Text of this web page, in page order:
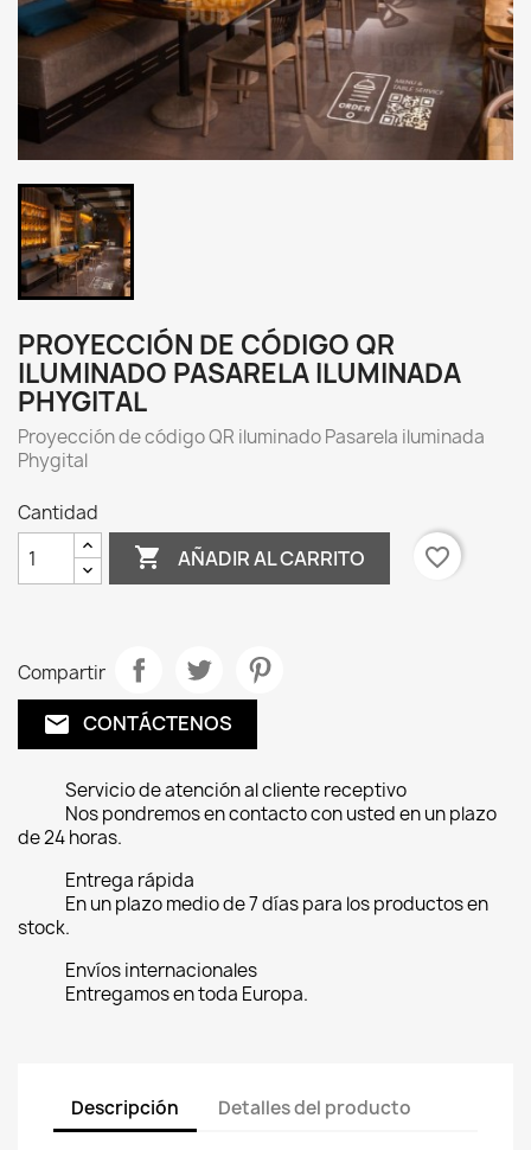
PROYECCIÓN DE CÓDIGO QR
ILUMINADO PASARELA ILUMINADA
PHYGITAL
Proyección de código QR iluminado Pasarela iluminada
Phygital
Cantidad
 AÑADIR AL CARRITO favorite_border
Compartir
email CONTÁCTENOS
Servicio de atención al cliente receptivo
Nos pondremos en contacto con usted en un plazo
de 24 horas.
Entrega rápida
En un plazo medio de 7 días para los productos en
stock.
Envíos internacionales
Entregamos en toda Europa.
Descripción Detalles del producto